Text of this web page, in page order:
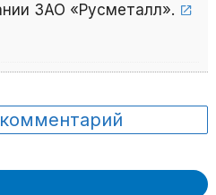
ЗАО «Русметалл».